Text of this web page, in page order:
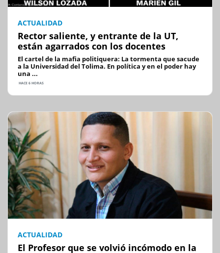
ACTUALIDAD
Rector saliente, y entrante de la UT,
están agarrados con los docentes
El cartel de la mafia politiquera: La tormenta que sacude
a la Universidad del Tolima. En política y en el poder hay
una ...
HACE 6 HORAS
ACTUALIDAD
El Profesor que se volvió incómodo en la